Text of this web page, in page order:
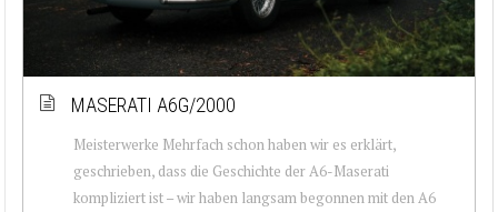
MASERATI A6G/2000
Meisterwerke Mehrfach schon haben wir es erklärt,
geschrieben, dass die Geschichte der A6-Maserati
kompliziert ist – wir haben langsam begonnen mit den A6